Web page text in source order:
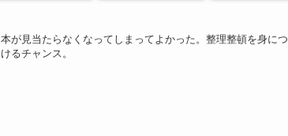
本が見当たらなくなってしまってよかった。整理整頓を身につ
けるチャンス。